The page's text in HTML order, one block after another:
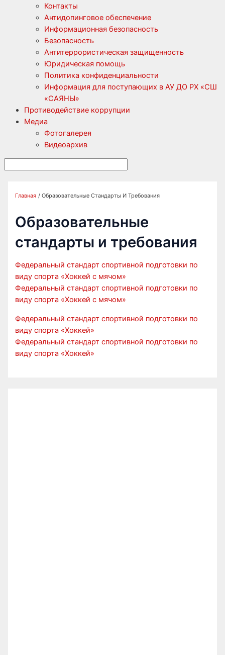
Контакты
Антидопинговое обеспечение
Информационная безопасность
Безопасность
Антитеррористическая защищенность
Юридическая помощь
Политика конфиденциальности
Информация для поступающих в АУ ДО РХ «СШ
«САЯНЫ»
Противодействие коррупции
Медиа
Фотогалерея
Видеоархив
Главная Образовательные Стандарты И Требования
Образовательные
стандарты и требования
Федеральный стандарт спортивной подготовки по
виду спорта «Хоккей с мячом»
Федеральный стандарт спортивной подготовки по
виду спорта «Хоккей с мячом»
Федеральный стандарт спортивной подготовки по
виду спорта «Хоккей»
Федеральный стандарт спортивной подготовки по
виду спорта «Хоккей»